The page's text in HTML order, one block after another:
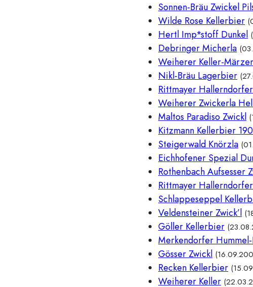
Sonnen-Bräu Zwickel
Wilde Rose Kellerbier
Hertl Imp*stoff Dunkel
Debringer Micherla
Weiherer Keller-
Nikl-Bräu Lagerbier
Rittmayer
Weiherer Zwickerla
Maltos Paradiso Zwickl
Kitzmann Kellerbier
Steigerwald Knörzla
Eichhofener Spezial
Rothenbach Aufsesser
Rittmayer
Schlappeseppel
Veldensteiner Zwick’l
Göller Kellerbier
Merkendorfer
Gösser Zwickl
Recken Kellerbier
Weiherer Keller